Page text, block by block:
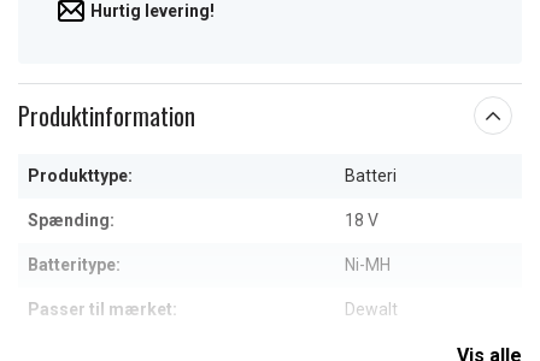
Hurtig levering!
Produktinformation
Produkttype: Batteri
Spænding: 18 V
Batteritype: Ni-MH
Passer til mærket: Dewalt
Vis alle